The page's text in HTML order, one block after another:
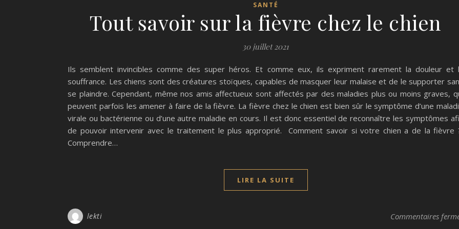
SANTÉ
Tout savoir sur la fièvre chez le chien
30 juillet 2021
Ils semblent invincibles comme des super héros. Et comme eux, ils expriment rarement la douleur et
souffrance. Les chiens sont des créatures stoïques, capables de masquer leur malaise et de le supporter
se plaindre. Cependant, même nos amis affectueux sont affectés par des maladies plus ou moins graves,
peuvent parfois les amener à faire de la fièvre. La fièvre chez le chien est bien sûr le symptôme d’une
virale ou bactérienne ou d’une autre maladie en cours. Il est donc essentiel de reconnaître les symptômes
de pouvoir intervenir avec le traitement le plus approprié. Comment savoir si votre chien a de la fièvre
Comprendre…
LIRE LA SUITE
lekti Commentaires